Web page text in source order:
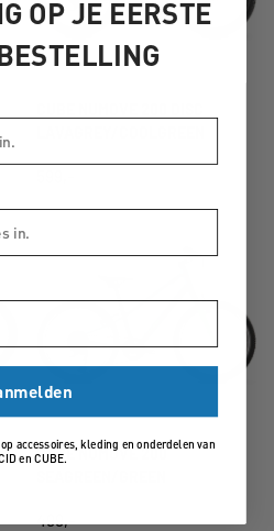
CUBE NUMOVE 200
499,-
OP JE EERSTE
accessoires, kleding en onderdelen van
en CUBE.